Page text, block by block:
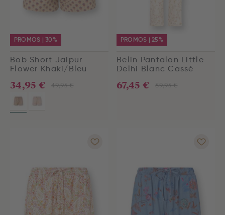
PROMOS | 30%
Bob Short Jaipur
Flower Khaki/Bleu
49,95 €
34,95 €
PROMOS | 25%
Belin Pantalon Little
Delhi Blanc Cassé
89,95 €
67,45 €